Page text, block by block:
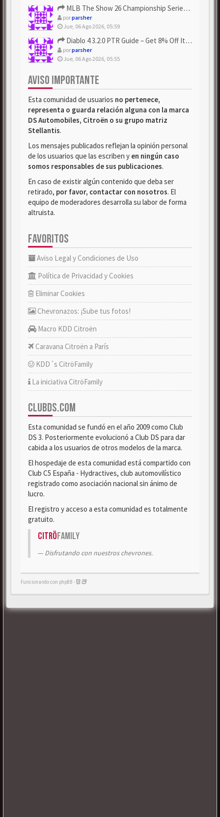
MLB The Show 26 Championship Series Update! Get Cheap & ...
porparsher
Jue, 06 Ago 2026, 05:59
Diablo 4 3.2.0 PTR Guide – Get 8% Off Items Quickly to Test ...
porparsher
Jue, 06 Ago 2026, 05:55
AVISO IMPORTANTE
Esta comunidad de usuarios no pertenece,
representa o guarda relación alguna con la marca
DS Automobiles, Citroën o su grupo matriz
Stellantis.
Los mensajes publicados reflejan la opinión personal
de los usuarios que las escriben y en ningún caso
somos responsables de sus publicaciones.
En caso de existir algún contenido que deba ser
retirado, por favor, contactar con nosotros. El
equipo de moderadores desarrolla su labor de forma
altruista.
FAVORITOS
Aviso Legal y Condiciones de Uso
Política de Privacidad y Cookies
Eliminar Cookies
Chevronazos: ¡Sube tus fotos!
Macro KDD Citroën
Caravana Citroën a París
KDD´s CitröFamily
La iniciativa CitröFamily
CLUBDS.COM
Esta comunidad se fundó en el año 2009 como Club
DS 3. Posteriormente evolucionó a Club DS para dar
cabida a los usuarios de otros modelos de la marca.
El hospedaje de esta comunidad está compartido con
Club C5 España - Hydractives, club automovilístico
registrado como asociación nacional sin ánimo de
lucro.
El registro y acceso a esta comunidad es totalmente
gratuito.
CitröFamily
Disfrutando con nuestros chevrones.
Funcionando con phpBB -